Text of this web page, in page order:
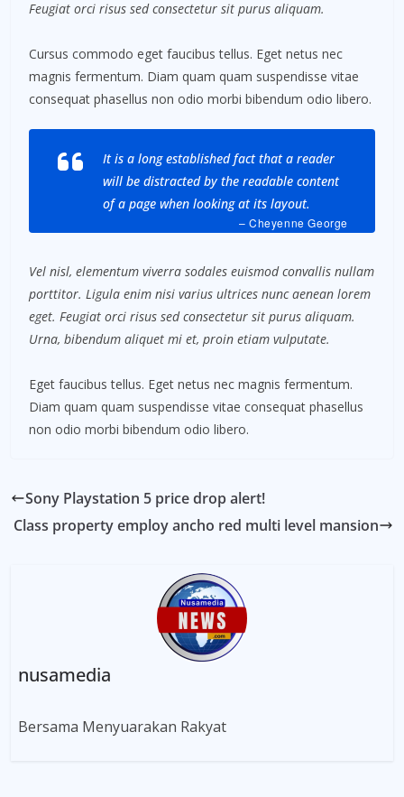
Feugiat orci risus sed consectetur sit purus aliquam.
Cursus commodo eget faucibus tellus. Eget netus nec
magnis fermentum. Diam quam quam suspendisse vitae
consequat phasellus non odio morbi bibendum odio libero.
It is a long established fact that a reader
will be distracted by the readable content
of a page when looking at its layout.
– Cheyenne George
Vel nisl, elementum viverra sodales euismod convallis nullam
porttitor. Ligula enim nisi varius ultrices nunc aenean lorem
eget. Feugiat orci risus sed consectetur sit purus aliquam.
Urna, bibendum aliquet mi et, proin etiam vulputate.
Eget faucibus tellus. Eget netus nec magnis fermentum.
Diam quam quam suspendisse vitae consequat phasellus
non odio morbi bibendum odio libero.
Sony Playstation 5 price drop alert!
Class property employ ancho red multi level mansion
nusamedia
Bersama Menyuarakan Rakyat